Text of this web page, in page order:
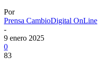
Por
Prensa CambioDigital OnLine
-
9 enero 2025
0
83